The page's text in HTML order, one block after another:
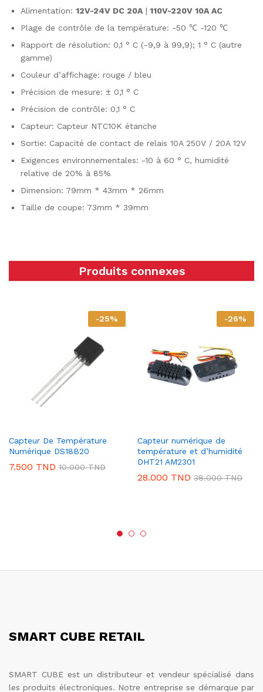
Alimentation: 12V-24V DC 20A | 110V-220V 10A AC
Plage de contrôle de la température: -50 ℃ -120 ℃
Rapport de résolution: 0,1 ° C (-9,9 à 99,9); 1 ° C (autre
gamme)
Couleur d’affichage: rouge / bleu
Précision de mesure: ± 0,1 ° C
Précision de contrôle: 0,1 ° C
Capteur: Capteur NTC10K étanche
Sortie: Capacité de contact de relais 10A 250V / 20A 12V
Exigences environnementales: -10 à 60 ° C, humidité
relative de 20% à 85%
Dimension: 79mm * 43mm * 26mm
Taille de coupe: 73mm * 39mm
Produits connexes
-25%
Capteur De Température
Numérique DS18B20
7.500 TND 10.000TND
-26%
Capteur numérique de
température et d’humidité
DHT21 AM2301
28.000 TND 38.000TND
SMART CUBE RETAIL
SMART CUBE est un distributeur et vendeur spécialisé dans
les produits électroniques. Notre entreprise se démarque par